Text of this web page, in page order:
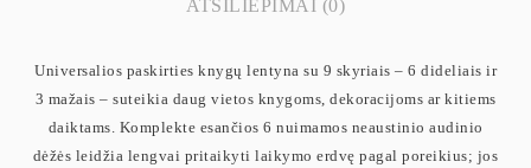
ATSILIEPIMAI (0)
Universalios paskirties knygų lentyna su 9 skyriais – 6 dideliais ir
3 mažais – suteikia daug vietos knygoms, dekoracijoms ar kitiems
daiktams. Komplekte esančios 6 nuimamos neaustinio audinio
dėžės leidžia lengvai pritaikyti laikymo erdvę pagal poreikius; jos